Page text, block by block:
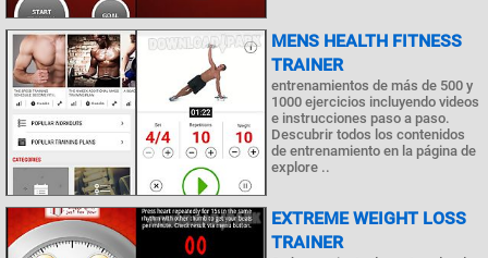
MENS HEALTH FITNESS
TRAINER
entrenamientos de más de 500 y
1000 ejercicios incluyendo videos
e instrucciones paso a paso.
Descubrir todos los contenidos
de entrenamiento en la página de
explore ..
EXTREME WEIGHT LOSS
TRAINER